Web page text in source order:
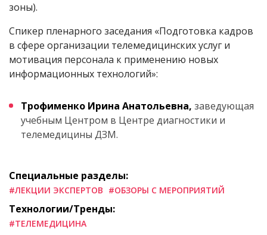
зоны).
Спикер пленарного заседания «Подготовка кадров
в сфере организации телемедицинских услуг и
мотивация персонала к применению новых
информационных технологий»:
Трофименко Ирина Анатольевна, заведующая
учебным Центром в Центре диагностики и
телемедицины ДЗМ.
Специальные разделы:
#ЛЕКЦИИ ЭКСПЕРТОВ #ОБЗОРЫ С МЕРОПРИЯТИЙ
Технологии/Тренды:
#ТЕЛЕМЕДИЦИНА